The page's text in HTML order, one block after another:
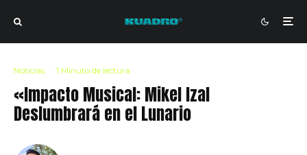
Noticias · 1 Minuto de lectura
«Impacto Musical: Mikel Izal
Deslumbrará en el Lunario